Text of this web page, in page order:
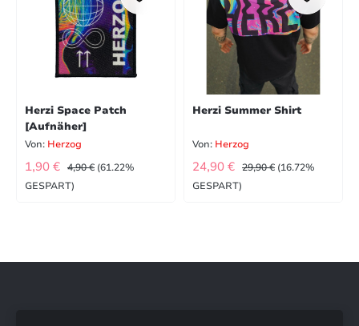
Herzi Space Patch
[Aufnäher]
Von: Herzog
VERKAUFSPREIS:
1,90 € REGULÄRER PREIS:
4,90 € (61.22%
GESPART)
Herzi Summer Shirt
Von: Herzog
VERKAUFSPREIS:
24,90 € REGULÄRER PREIS:
29,90 € (16.72%
GESPART)